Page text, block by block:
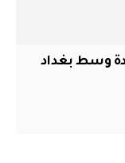
وسط بغداد